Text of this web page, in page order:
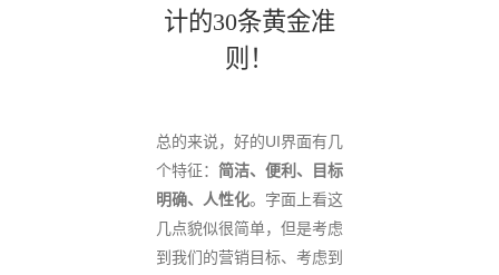
计的30条黄金准
则！
总的来说，好的UI界面有几
个特征： 简洁、便利、目标
明确、人性化。字面上看这
几点貌似很简单，但是考虑
到我们的营销目标、考虑到